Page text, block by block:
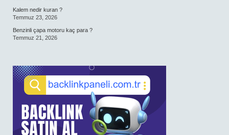
Kalem nedir kuran ?
Temmuz 23, 2026
Benzinli çapa motoru kaç para ?
Temmuz 21, 2026